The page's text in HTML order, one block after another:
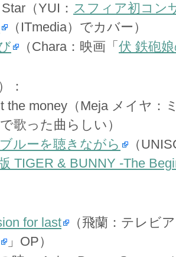
（YUI： スフィア初コン
（ITmedia）でカバー）
（Chara：映画「 伏 鉄砲
：
the money（Meja メイヤ
歌った曲らしい）
ルーを聴きながら
（
TIGER & BUNNY -The
for last
（飛蘭：テレビ
」OP）